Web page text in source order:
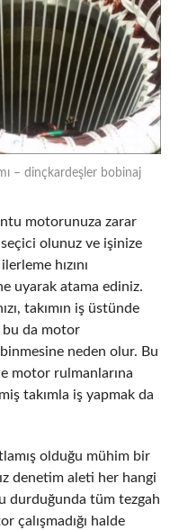
– dinçkardeşler bobinaj
motorunuza zarar
olunuz ve işinize
hızını
uyarak atama ediniz.
takımın iş üstünde
bu da motor
neden olur. Bu
motor rulmanlarına
takımla iş yapmak da
olduğu mühim bir
denetim aleti her hangi
durduğunda tüm tezgah
çalışmadığı halde